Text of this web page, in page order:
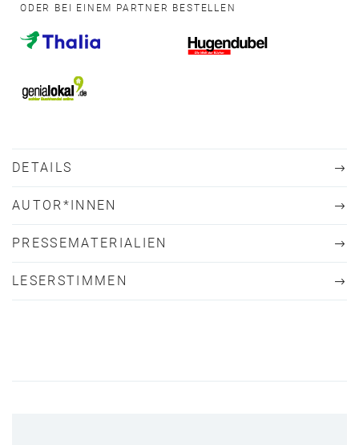
ODER BEI EINEM PARTNER BESTELLEN
DETAILS
AUTOR*INNEN
PRESSEMATERIALIEN
LESERSTIMMEN